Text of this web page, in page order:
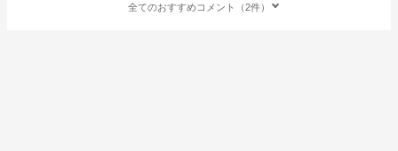
全てのおすすめコメント（2件）